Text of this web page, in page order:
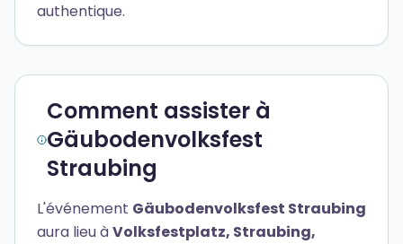
authentique.
Comment assister à
Gäubodenvolksfest
Straubing
L'événement Gäubodenvolksfest Straubing
aura lieu àVolksfestplatz, Straubing,